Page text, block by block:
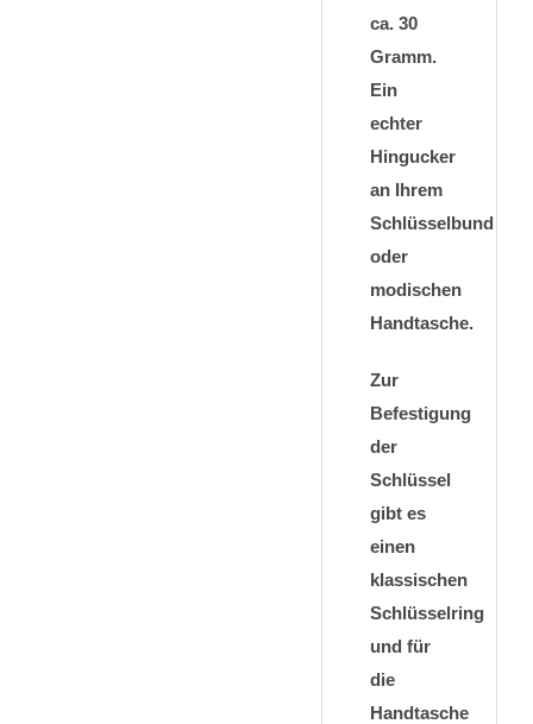
ca. 30
Gramm.
Ein
echter
Hingucker
an Ihrem
Schlüsselbund
oder
modischen
Handtasche.
Zur
Befestigung
der
Schlüssel
gibt es
einen
klassischen
Schlüsselring
und für
die
Handtasche